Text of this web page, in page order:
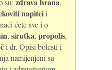
su:
,
napitcii
ćete sve i o
, sirutka, propolis,
i dr. Opisi bolesti i
namijenjeni su